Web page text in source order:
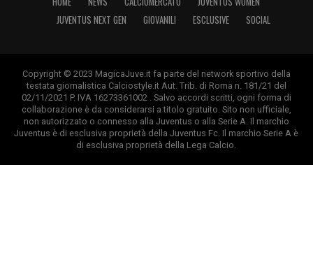
JUVENTUS NEXT GEN
GIOVANILI ESCLUSIVE SOCIAL
Copyright © 2023 MagicaJuve.it fa parte del network sportivo della
testata giornalistica Calciostyle.it Aut. Trib. di Roma n. 181/21 del
02/11/2021 P. IVA 16273361002 . Salvo accordi scritti, ogni forma di
collaborazione è da considerarsi a titolo gratuito. Sito non ufficiale,
non autorizzato o connesso alla Juventus o alla Serie A. Il marchio
Juventus è di esclusiva proprietà della Juventus Fc. Il marchio Serie A è
di esclusiva proprietà della Lega Calcio.